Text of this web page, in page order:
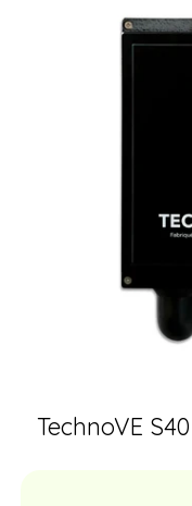
TechnoVE S40